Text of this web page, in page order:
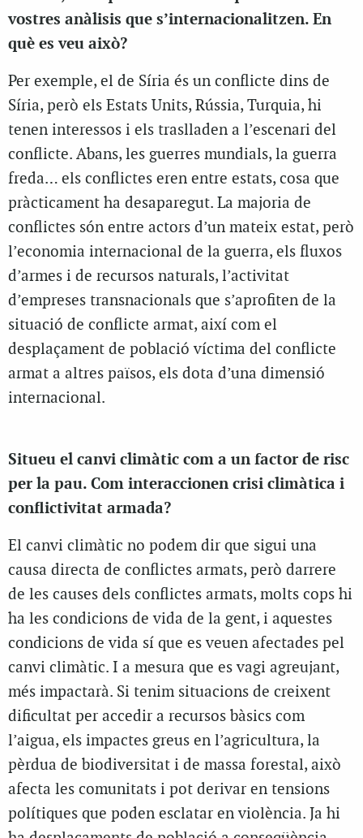
vostres anàlisis que s’internacionalitzen. En
què es veu això?
Per exemple, el de Síria és un conflicte dins de
Síria, però els Estats Units, Rússia, Turquia, hi
tenen interessos i els traslladen a l’escenari del
conflicte. Abans, les guerres mundials, la guerra
freda… els conflictes eren entre estats, cosa que
pràcticament ha desaparegut. La majoria de
conflictes són entre actors d’un mateix estat, però
l’economia internacional de la guerra, els fluxos
d’armes i de recursos naturals, l’activitat
d’empreses transnacionals que s’aprofiten de la
situació de conflicte armat, així com el
desplaçament de població víctima del conflicte
armat a altres països, els dota d’una dimensió
internacional.
Situeu el canvi climàtic com a un factor de risc
per la pau. Com interaccionen crisi climàtica i
conflictivitat armada?
El canvi climàtic no podem dir que sigui una
causa directa de conflictes armats, però darrere
de les causes dels conflictes armats, molts cops hi
ha les condicions de vida de la gent, i aquestes
condicions de vida sí que es veuen afectades pel
canvi climàtic. I a mesura que es vagi agreujant,
més impactarà. Si tenim situacions de creixent
dificultat per accedir a recursos bàsics com
l’aigua, els impactes greus en l’agricultura, la
pèrdua de biodiversitat i de massa forestal, això
afecta les comunitats i pot derivar en tensions
polítiques que poden esclatar en violència. Ja hi